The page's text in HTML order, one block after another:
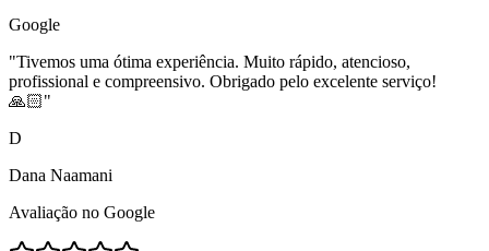
Google
"Tivemos uma ótima experiência. Muito rápido, atencioso,
profissional e compreensivo. Obrigado pelo excelente serviço!
🙏🏻"
D
Dana Naamani
Avaliação no Google